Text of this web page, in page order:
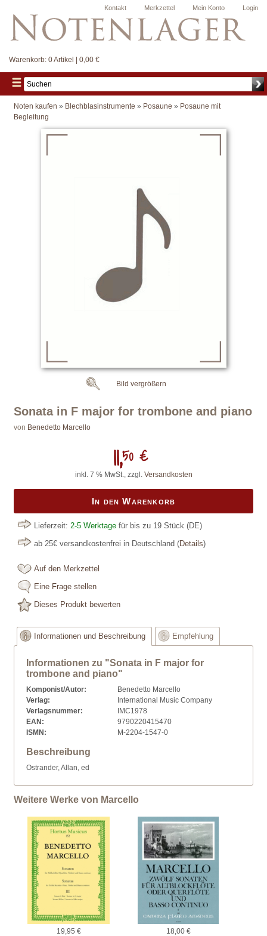
Login
Mein Konto
Merkzettel
Kontakt
Warenkorb: 0 Artikel | 0,00 €
Noten kaufen » Blechblasinstrumente » Posaune » Posaune mit
Begleitung
Sonata in F major for trombone and piano
von Benedetto Marcello
11,50 €
inkl. 7 % MwSt., zzgl. Versandkosten
In den Warenkorb
Lieferzeit: 2-5 Werktage für bis zu 19 Stück (DE)
ab 25€ versandkostenfrei in Deutschland (Details)
Auf den Merkzettel
Eine Frage stellen
Dieses Produkt bewerten
Bild vergrößern
Informationen und Beschreibung Empfehlung
Informationen zu "Sonata in F major for
trombone and piano"
Komponist/Autor:
Benedetto Marcello
Verlag:
International Music Company
Verlagsnummer:
IMC1978
EAN:
9790220415470
ISMN:
M-2204-1547-0
Beschreibung
Ostrander, Allan, ed
Weitere Werke von Marcello
19,95 €
18,00 €